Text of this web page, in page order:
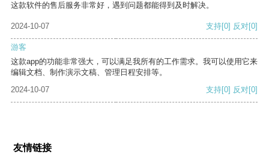
这款软件的售后服务非常好，遇到问题都能得到及时解决。
2024-10-07 支持[0] 反对[0]
游客
这款app的功能非常强大，可以满足我所有的工作需求。我可以使用它来
编辑文档、制作演示文稿、管理日程安排等。
2024-10-07
支持[0] 反对[0]
友情链接